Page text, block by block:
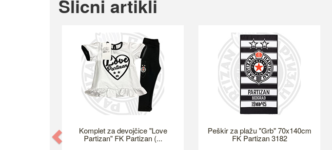
Slicni artikli
Komplet za devojčice "Love
Partizan" FK Partizan (...
Peškir za plažu "Grb" 70x140cm
FK Partizan 3182
Previous